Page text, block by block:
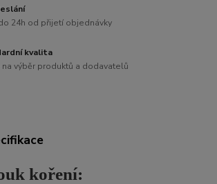
24h od přijetí objednávky
kvalita
výběr produktů a dodavatelů
koření: